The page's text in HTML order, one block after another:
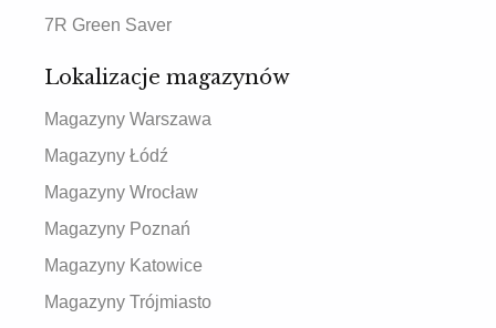
7R Green Saver
Lokalizacje magazynów
Magazyny Warszawa
Magazyny Łódź
Magazyny Wrocław
Magazyny Poznań
Magazyny Katowice
Magazyny Trójmiasto